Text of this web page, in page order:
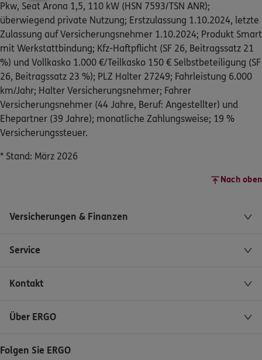
Pkw, Seat Arona 1,5, 110 kW (HSN 7593/TSN ANR);
überwiegend private Nutzung; Erstzulassung 1.10.2024, letzte
Zulassung auf Versicherungsnehmer 1.10.2024; Produkt Smart
mit Werkstattbindung; Kfz-Haftpflicht (SF 26, Beitragssatz 21
%) und Vollkasko 1.000 €/Teilkasko 150 € Selbstbeteiligung (SF
26, Beitragssatz 23 %); PLZ Halter 27249; Fahrleistung 6.000
km/Jahr; Halter Versicherungsnehmer; Fahrer
Versicherungsnehmer (44 Jahre, Beruf: Angestellter) und
Ehepartner (39 Jahre); monatliche Zahlungsweise; 19 %
Versicherungssteuer.
* Stand: März 2026
Nach oben
Versicherungen & Finanzen
Service
Kontakt
Über ERGO
Folgen Sie ERGO